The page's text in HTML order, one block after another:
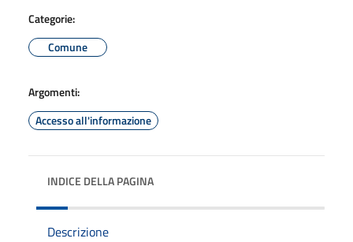
Categorie:
Comune
Argomenti:
Accesso all'informazione
INDICE DELLA PAGINA
Descrizione